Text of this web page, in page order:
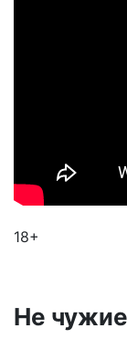
18+
Не чужие